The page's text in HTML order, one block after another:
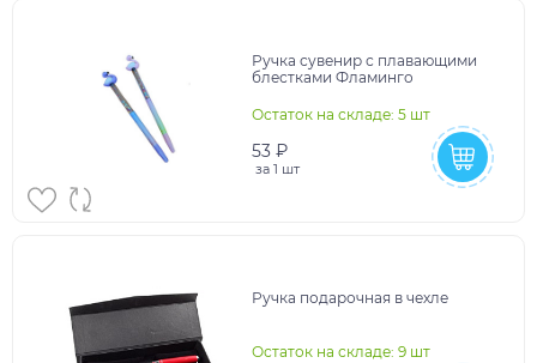
Ручка сувенир с плавающими
блестками Фламинго
Остаток на складе: 5 шт
53 ₽
за 1 шт
Ручка подарочная в чехле
Остаток на складе: 9 шт